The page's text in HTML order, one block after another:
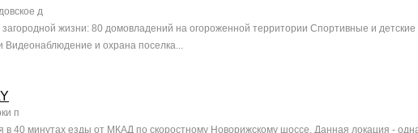
д
жизни: 80 домовладений на огороженной территории Спортивные и детские
и охрана поселка...
п
в 40 минутах езды от МКАД по скоростному Новорижскому шоссе. Данная локация -